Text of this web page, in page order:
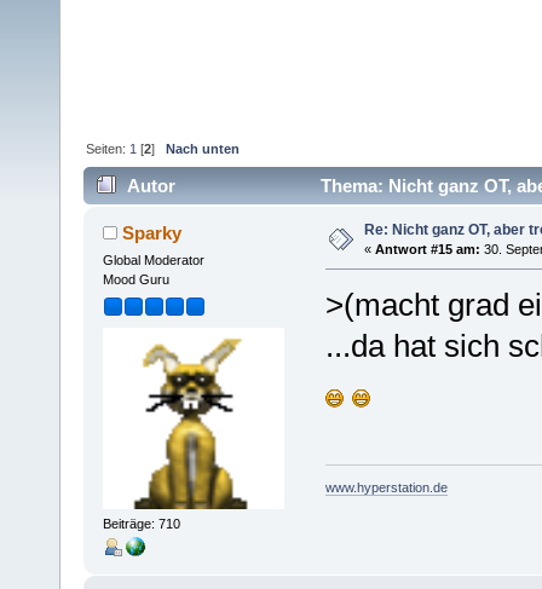
Seiten: 1 [2]Nach unten
Autor Thema: Nicht ganz OT,
Sparky
Global Moderator
Mood Guru
Beiträge: 710
Re: Nicht ganz OT, aber
« Antwort #15 am: 30.
>(macht grad
...da hat sich
www.hyperstation.de